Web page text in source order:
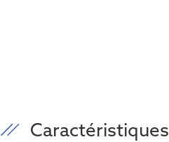
Caractéristiques